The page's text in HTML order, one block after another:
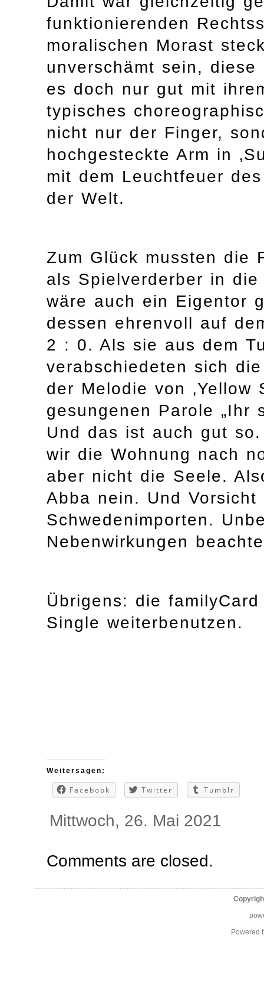
funktionierenden
moralischen Morast
unverschämt sein,
es doch nur gut mit
typisches
nicht nur der Finger,
hochgesteckte Arm in
mit dem Leuchtfeuer
der Welt.
Zum Glück mussten die
als Spielverderber in
wäre auch ein Eigentor
dessen ehrenvoll auf
2 : 0. Als sie aus dem
verabschiedeten sich
der Melodie von ‚Yellow
gesungenen Parole „Ihr
Und das ist auch gut
wir die Wohnung nach
aber nicht die Seele.
Abba nein. Und
Schwedenimporten.
Nebenwirkungen
Übrigens: die
Single weiterbenutzen.
Weitersagen:
Facebook Twitter Tumblr
Mittwoch, 26. Mai 2021
Comments are closed.
Powered